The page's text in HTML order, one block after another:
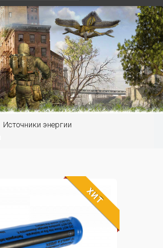
Источники энергии
ХИТ